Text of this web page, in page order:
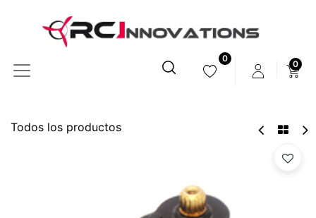
0
0
Todos los productos